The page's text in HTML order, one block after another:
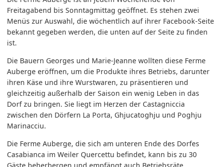
Freitagabend bis Sonntagmittag geöffnet. Es stehen zwei
Menüs zur Auswahl, die wöchentlich auf ihrer Facebook-Seite
bekannt gegeben werden, die unten auf der Seite zu finden
ist.
Die Bauern Georges und Marie-Jeanne wollten diese Ferme
Auberge eröffnen, um die Produkte ihres Betriebs, darunter
ihren Käse und ihre Wurstwaren, zu präsentieren und
gleichzeitig außerhalb der Saison ein wenig Leben in das
Dorf zu bringen. Sie liegt im Herzen der Castagniccia
zwischen den Dörfern La Porta, Ghjucatoghju und Poghju
Marinacciu.
Die Ferme Auberge, die sich am unteren Ende des Dorfes
Casabianca im Weiler Quercettu befindet, kann bis zu 30